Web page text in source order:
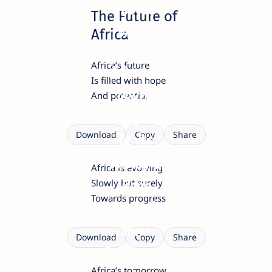
moves
forward
The Future of
Africa
Africa’s future
Is filled with hope
And potential
Africa is
young
And youth
Is its
strength
Download Copy Share
Africa is evolving
Slowly but surely
Towards progress
Africa’s
hope
May take
time
But it will
Download Copy Share